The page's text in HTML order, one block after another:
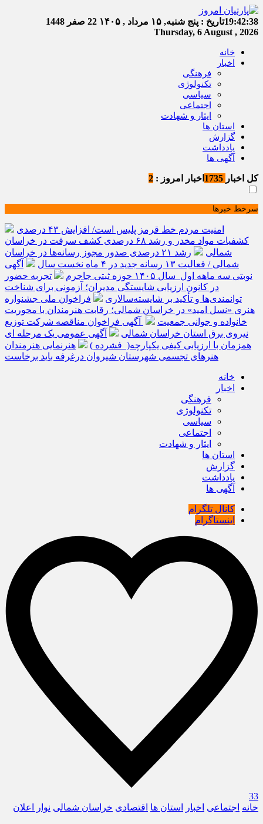
19:42:38تاریخ : پنج شنبه, ۱۵ مرداد , ۱۴۰۵
22 صفر 1448
Thursday, 6 August , 2026
خانه
اخبار
فرهنگی
تکنولوژی
سیاسی
اجتماعی
ایثار و شهادت
استان ها
گزارش
یادداشت
آگهی ها
کل اخبار اخبار امروز : 2
سرخط خبرها
امنیت مردم خط قرمز پلیس است/ افزایش ۴۳ درصدی
کشفیات مواد مخدر و رشد ۶۸ درصدی کشف سرقت در خراسان
شمالی
رشد ۲۱ درصدی صدور مجوز رسانه‌ها در خراسان
شمالی / فعالیت ۱۳ رسانه جدید در ۴ ماه نخست سال
آگهی
نوبتی سه ماهه اول سال ۱۴۰۵ حوزه ثبتی جاجرم
تجربه حضور
در کانون ارزیابی شایستگی مدیران؛ آزمونی برای شناخت
توانمندی‌ها و تأکید بر شایسته‌سالاری
فراخوان ملی جشنواره
هنری «نسل امید» در خراسان شمالی؛ رقابت هنرمندان با محوریت
خانواده و جوانی جمعیت
آگهی فراخوان مناقصه شرکت توزیع
نیروی برق استان خراسان شمالی
آگهی عمومی یک مرحله ای
همزمان با ارزیابی کیفی یکپارچه( فشرده )
هنرنمایی هنرمندان
هنرهای تجسمی شهرستان شیروان درغرفه باید برخاست
خانه
اخبار
فرهنگی
تکنولوژی
سیاسی
اجتماعی
ایثار و شهادت
استان ها
گزارش
یادداشت
آگهی ها
کانال تلگرام
اینستاگرام
33
خانه اجتماعی اخبار استان ها اقتصادی خراسان شمالی نوار اعلان